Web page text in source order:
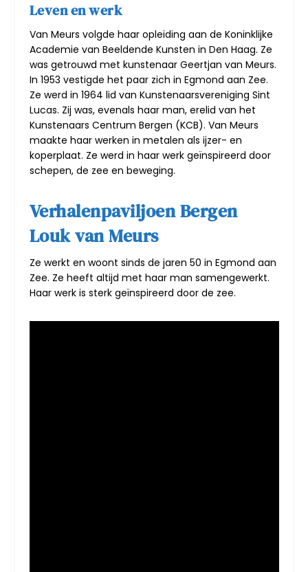
Leven en werk
Van Meurs volgde haar opleiding aan de Koninklijke
Academie van Beeldende Kunsten in Den Haag. Ze
was getrouwd met kunstenaar Geertjan van Meurs.
In 1953 vestigde het paar zich in Egmond aan Zee.
Ze werd in 1964 lid van Kunstenaarsvereniging Sint
Lucas. Zij was, evenals haar man, erelid van het
Kunstenaars Centrum Bergen (KCB). Van Meurs
maakte haar werken in metalen als ijzer- en
koperplaat. Ze werd in haar werk geïnspireerd door
schepen, de zee en beweging.
Verhalenpaviljoen Bergen
Louk van Meurs
Ze werkt en woont sinds de jaren 50 in Egmond aan
Zee. Ze heeft altijd met haar man samengewerkt.
Haar werk is sterk geïnspireerd door de zee.